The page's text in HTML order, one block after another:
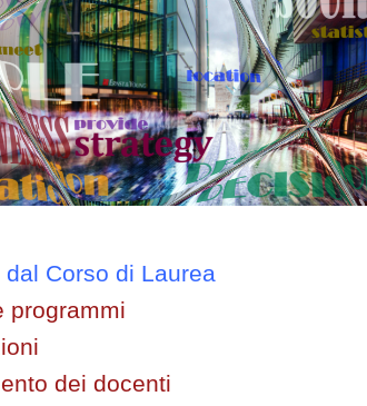
Corso di Laurea
programmi
dei docenti